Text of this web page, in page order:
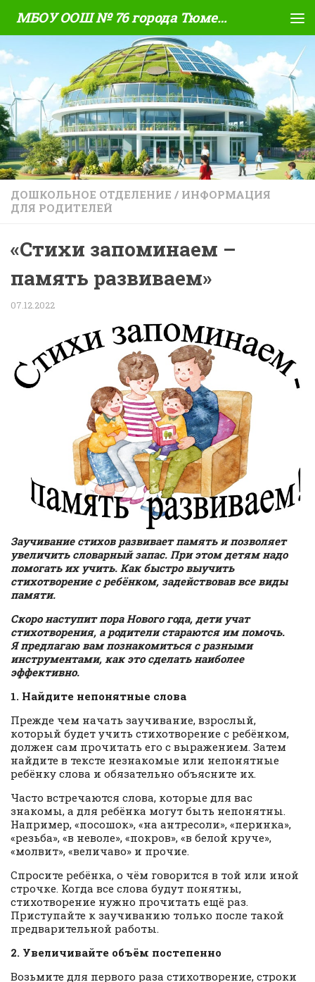
Skip to content МБОУ ООШ № 76 города Тюмени
ДОШКОЛЬНОЕ ОТДЕЛЕНИЕ / ИНФОРМАЦИЯ
ДЛЯ РОДИТЕЛЕЙ
«Стихи запоминаем –
память развиваем»
07.12.2022
Заучивание стихов развивает память и позволяет
увеличить словарный запас. При этом детям надо
помогать их учить. Как быстро выучить
стихотворение с ребёнком, задействовав все виды
памяти.
Скоро наступит пора Нового года, дети учат
стихотворения, а родители стараются им помочь.
Я предлагаю вам познакомиться с разными
инструментами, как это сделать наиболее
эффективно.
1. Найдите непонятные слова
Прежде чем начать заучивание, взрослый,
который будет учить стихотворение с ребёнком,
должен сам прочитать его с выражением. Затем
найдите в тексте незнакомые или непонятные
ребёнку слова и обязательно объясните их.
Часто встречаются слова, которые для вас
знакомы, а для ребёнка могут быть непонятны.
Например, «посошок», «на антресоли», «перинка»,
«резьба», «в неволе», «покров», «в белой круче»,
«молвит», «величаво» и прочие.
Спросите ребёнка, о чём говорится в той или иной
строчке. Когда все слова будут понятны,
стихотворение нужно прочитать ещё раз.
Приступайте к заучиванию только после такой
предварительной работы.
2. Увеличивайте объём постепенно
Возьмите для первого раза стихотворение, строки